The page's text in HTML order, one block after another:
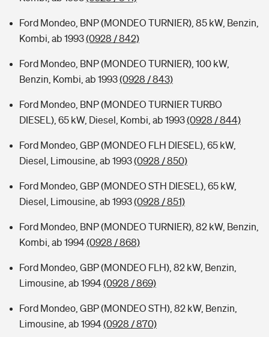
Ford Mondeo, BNP (MONDEO TURNIER), 85 kW, Benzin,
Kombi, ab 1993(0928 / 842)
Ford Mondeo, BNP (MONDEO TURNIER), 100 kW,
Benzin, Kombi, ab 1993(0928 / 843)
Ford Mondeo, BNP (MONDEO TURNIER TURBO
DIESEL), 65 kW, Diesel, Kombi, ab 1993(0928 / 844)
Ford Mondeo, GBP (MONDEO FLH DIESEL), 65 kW,
Diesel, Limousine, ab 1993(0928 / 850)
Ford Mondeo, GBP (MONDEO STH DIESEL), 65 kW,
Diesel, Limousine, ab 1993(0928 / 851)
Ford Mondeo, BNP (MONDEO TURNIER), 82 kW, Benzin,
Kombi, ab 1994(0928 / 868)
Ford Mondeo, GBP (MONDEO FLH), 82 kW, Benzin,
Limousine, ab 1994(0928 / 869)
Ford Mondeo, GBP (MONDEO STH), 82 kW, Benzin,
Limousine, ab 1994(0928 / 870)